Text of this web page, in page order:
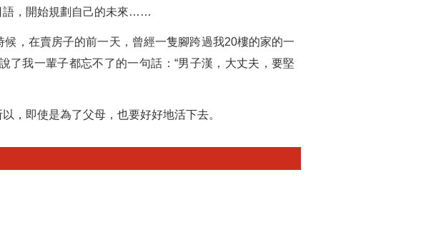
語，開始規劃自己的未來……
，在賣房子的前一天，曾經一隻腳跨過我20樓的家的一
了我一輩子都忘不了的一句話：“男子漢，大丈夫，要堅
，即使是為了父母，也要好好地活下去。